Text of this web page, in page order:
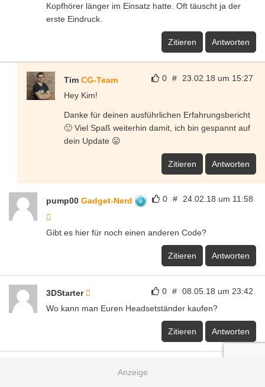
Kopfhörer länger im Einsatz hatte. Oft täuscht ja der
erste Eindruck.
Zitieren Antworten
0 # 23.02.18 um 15:27
Tim CG-Team
Hey Kim!
Danke für deinen ausführlichen Erfahrungsbericht
🙂 Viel Spaß weiterhin damit, ich bin gespannt auf
dein Update 😛
Zitieren Antworten
0 # 24.02.18 um 11:58
pump00 Gadget-Nerd
Gibt es hier für noch einen anderen Code?
Zitieren Antworten
0 # 08.05.18 um 23:42
3DStarter
Wo kann man Euren Headsetständer kaufen?
Zitieren Antworten